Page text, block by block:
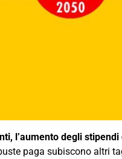
l’aumento degli
paga subiscono altri